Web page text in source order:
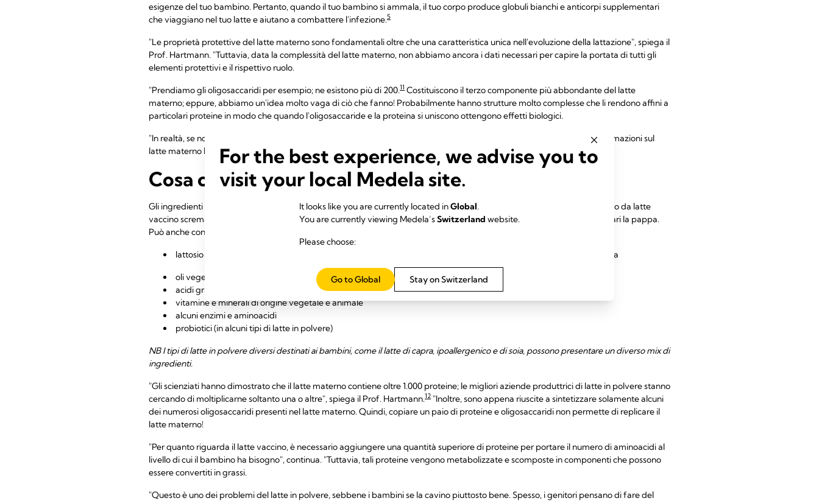
esigenze del tuo bambino. Pertanto, quando il tuo bambino si ammala, il tuo corpo produce globuli bianchi e anticorpi supplementari
che viaggiano nel tuo latte e aiutano a combattere l'infezione.5
"Le proprietà protettive del latte materno sono fondamentali oltre che una caratteristica unica nell'evoluzione della lattazione", spiega il
Prof. Hartmann. "Tuttavia, data la complessità del latte materno, non abbiamo ancora i dati necessari per capire la portata di tutti gli
elementi protettivi e il rispettivo ruolo.
"Prendiamo gli oligosaccaridi per esempio; ne esistono più di 200.11 Costituiscono il terzo componente più abbondante del latte
materno; eppure, abbiamo un'idea molto vaga di ciò che fanno! Probabilmente hanno strutture molto complesse che li rendono affini a
particolari proteine in modo che quando l'oligosaccaride e la proteina si uniscono ottengono effetti biologici.
"In realtà, se non ne sai molto non occorre perderci troppo tempo! Il latte materno è l'alimento normale". Per ulteriori informazioni sul
latte materno leggi il nostro articolo
Che cosa contiene il latte materno?
Cosa cosa contiene il latte in polvere?
Gli ingredienti variano a seconda della marca e del paese; ad ogni modo, di solito il latte in polvere per neonati è composto da latte
vaccino scremato lavorato con emulsionanti e stabilizzanti aggiunti per aiutare gli oli e l'acqua a mescolarsi quando prepari la pappa.
Può anche contenere:
lattosio (uno zucchero naturale presente nel latte) e/o altri zuccheri come sciroppo di mais, fruttosio o maltodestrina
oli vegetali, come l'olio di palma, colza, cocco, girasole e soia
acidi grassi, solitamente derivati dall'olio di pesce
vitamine e minerali di origine vegetale e animale
alcuni enzimi e aminoacidi
probiotici (in alcuni tipi di latte in polvere)
NB I tipi di latte in polvere diversi destinati ai bambini, come il latte di capra, ipoallergenico e di soia, possono presentare un diverso mix di
ingredienti.
"Gli scienziati hanno dimostrato che il latte materno contiene oltre 1.000 proteine; le migliori aziende produttrici di latte in polvere stanno
cercando di moltiplicarne soltanto una o altre", spiega il Prof. Hartmann.12 "Inoltre, sono appena riuscite a sintetizzare solamente alcuni
dei numerosi oligosaccaridi presenti nel latte materno. Quindi, copiare un paio di proteine e oligosaccaridi non permette di replicare il
latte materno!
"Per quanto riguarda il latte vaccino, è necessario aggiungere una quantità superiore di proteine per portare il numero di aminoacidi al
livello di cui il bambino ha bisogno", continua. "Tuttavia, tali proteine vengono metabolizzate e scomposte in componenti che possono
essere convertiti in grassi.
"Questo è uno dei problemi del latte in polvere, sebbene i bambini se la cavino piuttosto bene. Spesso, i genitori pensano di fare del
For the best experience, we advise you to
visit your local Medela site.
It looks like you are currently located inGlobal.
You are currently viewing Medela’sSwitzerland website.
Please choose:
Stay on Switzerland
Go to Global